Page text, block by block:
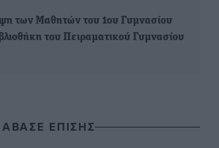
των Μαθητών του 1ου Γυμνασίου
του Πειραματικού Γυμνασίου
ΕΠΙΣΗΣ